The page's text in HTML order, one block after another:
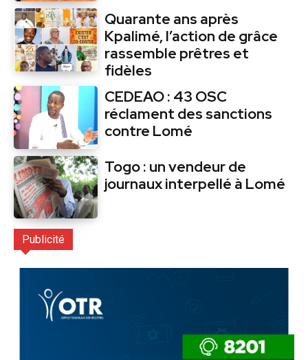
Quarante ans après
Kpalimé, l’action de grâce
rassemble prêtres et
fidèles
CEDEAO : 43 OSC
réclament des sanctions
contre Lomé
Togo : un vendeur de
journaux interpellé à Lomé
Publicité